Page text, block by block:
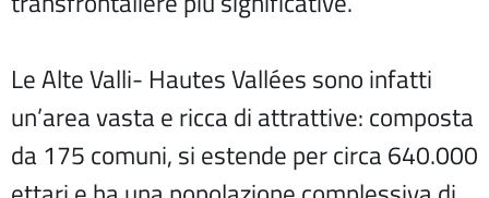
Le Alte Valli- Hautes Vallées sono infatti
un’area vasta e ricca di attrattive: composta
da 175 comuni, si estende per circa 640.000